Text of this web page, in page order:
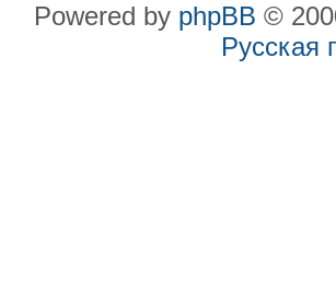
Powered by phpBB ©
Русская